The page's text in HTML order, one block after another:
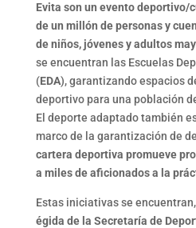
Evita son un evento deportivo/
de un millón de personas y
de niños, jóvenes y adultos
se encuentran las Escuelas
(EDA), garantizando espacios
deportivo para una población
El deporte adaptado también
marco de la garantización de
cartera deportiva promueve
a miles de aficionados a la
Estas iniciativas se
égida de la Secretaría de